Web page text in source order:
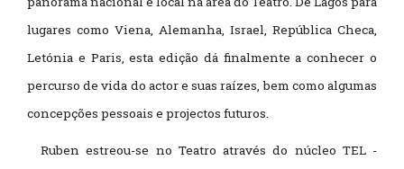
lugares como Viena, Alemanha, Israel, República Checa,
Letónia e Paris, esta edição dá finalmente a conhecer o
percurso de vida do actor e suas raízes, bem como algumas
concepções pessoais e projectos futuros.
Ruben estreou-se no Teatro através do núcleo TEL -